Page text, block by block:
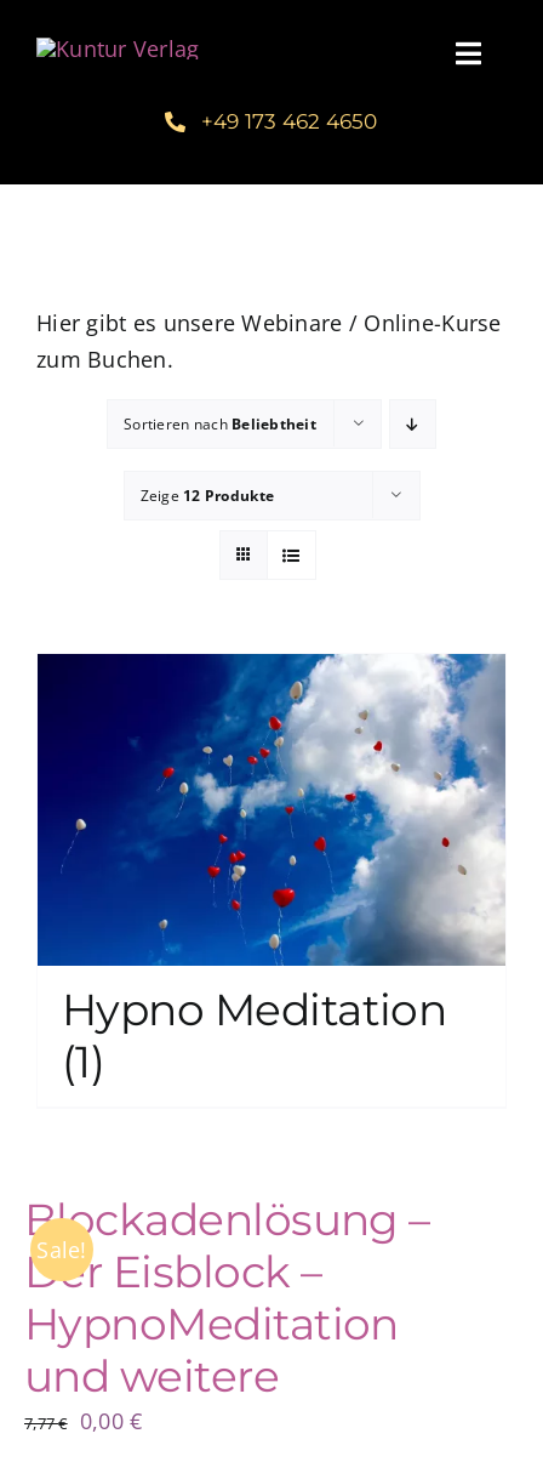
Inhalt
Presse
+49 173 462 4650
Hier gibt es unsere Webinare / Online-Kurse
zum Buchen.
Sortieren nach Beliebtheit
Zeige 12 Produkte
Hypno Meditation
(1)
Sale!
Blockadenlösung –
Der Eisblock –
HypnoMeditation
und weitere
7,77€
Ursprünglicher
0,00€Aktueller